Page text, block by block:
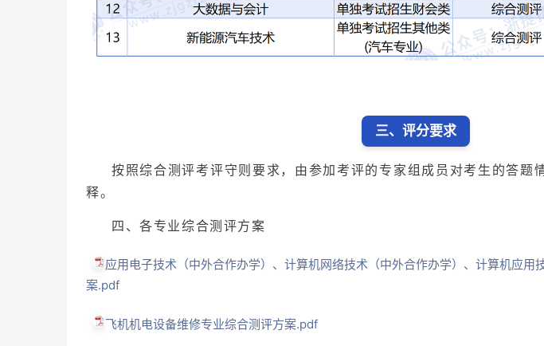
三、评分要求
按照综合测评考评守则要求，由参加考评的专家组成员对考生的答题
释。
四、各专业综合测评方案
应用电子技术（中外合作办学）、计算机网络技术（中外合作办学）、计算机应用
案.pdf
飞机机电设备维修专业综合测评方案.pdf